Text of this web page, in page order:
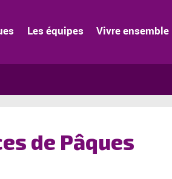
Les équipes Vivre ensemble
de Pâques